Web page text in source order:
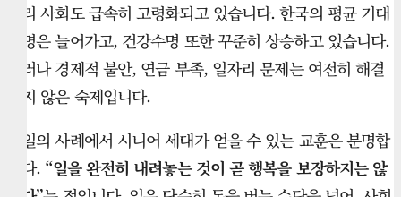
우리 사회도 급속히 고령화되고 있습니다. 한국의 평균 기대
수명은 늘어가고, 건강수명 또한 꾸준히 상승하고 있습니다.
그러나 경제적 불안, 연금 부족, 일자리 문제는 여전히 해결
되지 않은 숙제입니다.
독일의 사례에서 시니어 세대가 얻을 수 있는 교훈은 분명합
니다. “일을 완전히 내려놓는 것이 곧 행복을 보장하지는 않